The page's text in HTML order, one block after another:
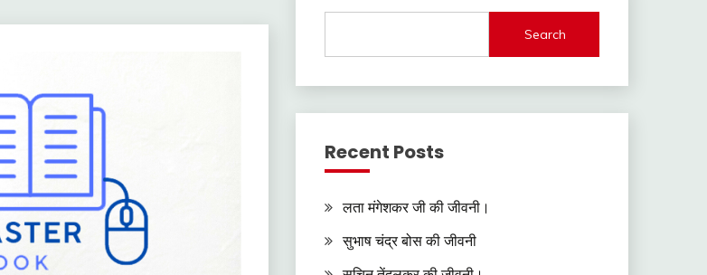
Search
Recent Posts
लता मंगेशकर जी की जीवनी।
सुभाष चंद्र बोस की जीवनी